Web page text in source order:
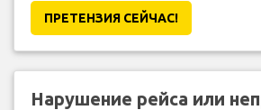
ПРЕТЕНЗИЯ CЕЙЧАС!
Нарушение рейса или